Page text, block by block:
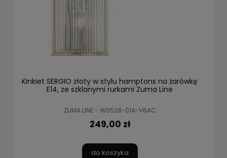
Kinkiet SERGIO złoty w stylu hamptons na żarówkę
E14, ze szklanymi rurkami Zuma Line
ZUMA LINE - W0528-01A-V6AC
249,00 zł
do koszyka